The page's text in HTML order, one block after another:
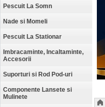
Pescuit La Somn
Nade si Momeli
Pescuit La Stationar
Imbracaminte, Incaltaminte,
Accesorii
Suporturi si Rod Pod-uri
Componente Lansete si
Mulinete